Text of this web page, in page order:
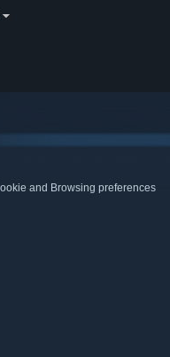
and Browsing preferences